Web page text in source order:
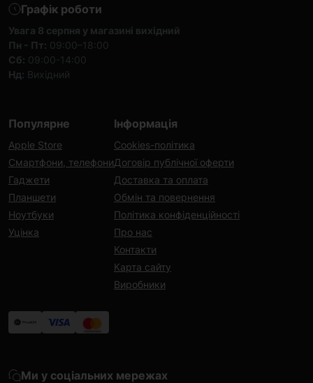
Графік роботи
Увага 8 серпня у магазині вихідний
Пн - Пт: 09:00–18:00
Сб: 09:00-14:00
Нд: Вихідний
Популярне
Apple Store
Смартфони, телефони
Гаджети
Планшети
Ноутбуки
Уцінка
Інформація
Cookies-політика
Договір публічної оферти
Доставка та оплата
Обмін та повернення
Політика конфіденційності
Про нас
Контакти
Карта сайту
Виробники
Ми у соціальних мережах